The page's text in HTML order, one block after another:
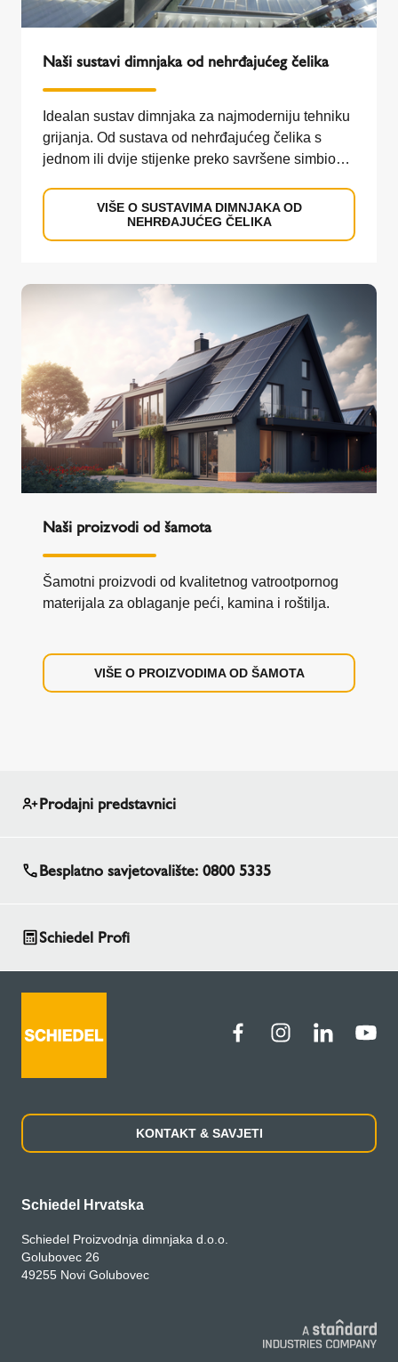
Naši sustavi dimnjaka od nehrđajućeg čelika
Idealan sustav dimnjaka za najmoderniju tehniku
grijanja. Od sustava od nehrđajućeg čelika s
jednom ili dvije stijenke preko savršene simbioze
sustava za niske i visoke temperature za primjenu
u industrii. Schiedel nudi idealna rješenja za
najmoderniju tehniku grijanja.
VIŠE O SUSTAVIMA DIMNJAKA OD
NEHRĐAJUĆEG ČELIKA
Naši proizvodi od šamota
Šamotni proizvodi od kvalitetnog vatrootpornog
materijala za oblaganje peći, kamina i roštilja.
VIŠE O PROIZVODIMA OD ŠAMOTA
Prodajni predstavnici
Besplatno savjetovalište: 0800 5335
Schiedel Profi
KONTAKT & SAVJETI
Schiedel Hrvatska
Schiedel Proizvodnja dimnjaka d.o.o.
Golubovec 26
49255 Novi Golubovec